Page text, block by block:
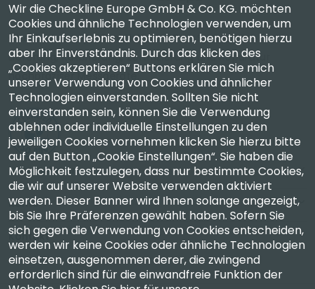
Checkline Europe GmbH & Co. KG. — Spezialisten für
Lieferung, Kalibrierung, Zertifizierung und Reparatur
hochpräziser Messgeräte.
Unternehmen
Konto
Kontakt
Wir die Checkline Europe GmbH & Co. KG. möchten
Cookies und ähnliche Technologien verwenden, um
Ihr Einkaufserlebnis zu optimieren, benötigen hierzu
aber Ihr Einverständnis. Durch das klicken des
„Cookies akzeptieren“ Buttons erklären Sie mich
unserer Verwendung von Cookies und ähnlicher
Technologien einverstanden. Sollten Sie nicht
einverstanden sein, können Sie die Verwendung
ablehnen oder individuelle Einstellungen zu den
jeweiligen Cookies vornehmen klicken Sie hierzu bitte
auf den Button „Cookie Einstellungen“. Sie haben die
Möglichkeit festzulegen, dass nur bestimmte Cookies,
die wir auf unserer Website verwenden aktiviert
werden. Dieser Banner wird Ihnen solange angezeigt,
bis Sie Ihre Präferenzen gewählt haben. Sofern Sie
sich gegen die Verwendung von Cookies entscheiden,
werden wir keine Cookies oder ähnliche Technologien
einsetzen, ausgenommen derer, die zwingend
erforderlich sind für die einwandfreie Funktion der